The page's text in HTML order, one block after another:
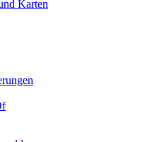
Karten